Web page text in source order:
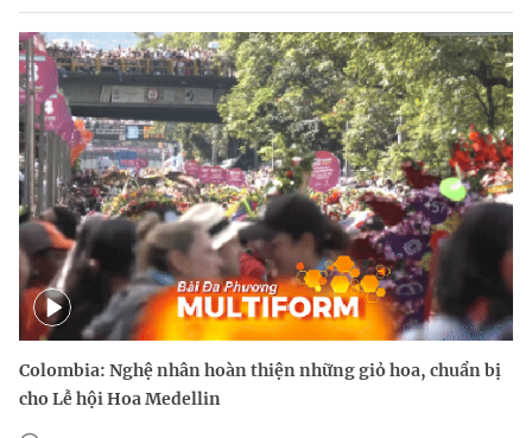
Colombia: Nghệ nhân hoàn thiện những giỏ hoa, chuẩn bị
cho Lễ hội Hoa Medellin